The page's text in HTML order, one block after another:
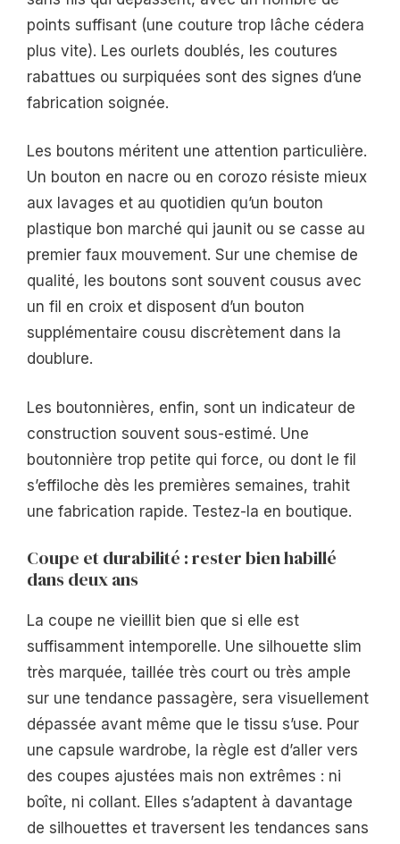
points suffisant (une couture trop lâche cédera
plus vite). Les ourlets doublés, les coutures
rabattues ou surpiquées sont des signes d’une
fabrication soignée.
Les boutons méritent une attention particulière.
Un bouton en nacre ou en corozo résiste mieux
aux lavages et au quotidien qu’un bouton
plastique bon marché qui jaunit ou se casse au
premier faux mouvement. Sur une chemise de
qualité, les boutons sont souvent cousus avec
un fil en croix et disposent d’un bouton
supplémentaire cousu discrètement dans la
doublure.
Les boutonnières, enfin, sont un indicateur de
construction souvent sous-estimé. Une
boutonnière trop petite qui force, ou dont le fil
s’effiloche dès les premières semaines, trahit
une fabrication rapide. Testez-la en boutique.
Coupe et durabilité : rester bien habillé
dans deux ans
La coupe ne vieillit bien que si elle est
suffisamment intemporelle. Une silhouette slim
très marquée, taillée très court ou très ample
sur une tendance passagère, sera visuellement
dépassée avant même que le tissu s’use. Pour
une capsule wardrobe, la règle est d’aller vers
des coupes ajustées mais non extrêmes : ni
boîte, ni collant. Elles s’adaptent à davantage
de silhouettes et traversent les tendances sans